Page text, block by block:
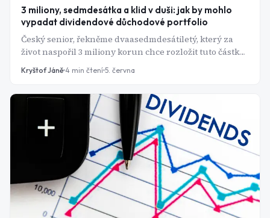
3 miliony, sedmdesátka a klid v duši: jak by mohlo
vypadat dividendové důchodové portfolio
Český senior, řekněme dvaasedmdesátiletý, který za
život naspořil 3 miliony korun chce rozložit tuto částku
tak, aby mu bezstarostně vyplácela dividendy při
zachování stejné výše investovaného majetku. Pokud
povést.
Kryštof Jáně 4 min čtení 5. června